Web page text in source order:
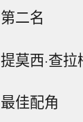
第二名
提莫西·查
最佳配角